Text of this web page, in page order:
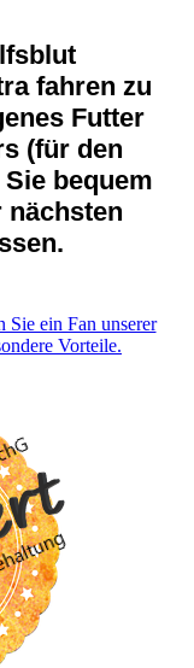
fahren zu
Futter
(für den
bequem
nächsten
Sie ein Fan unserer
Vorteile.